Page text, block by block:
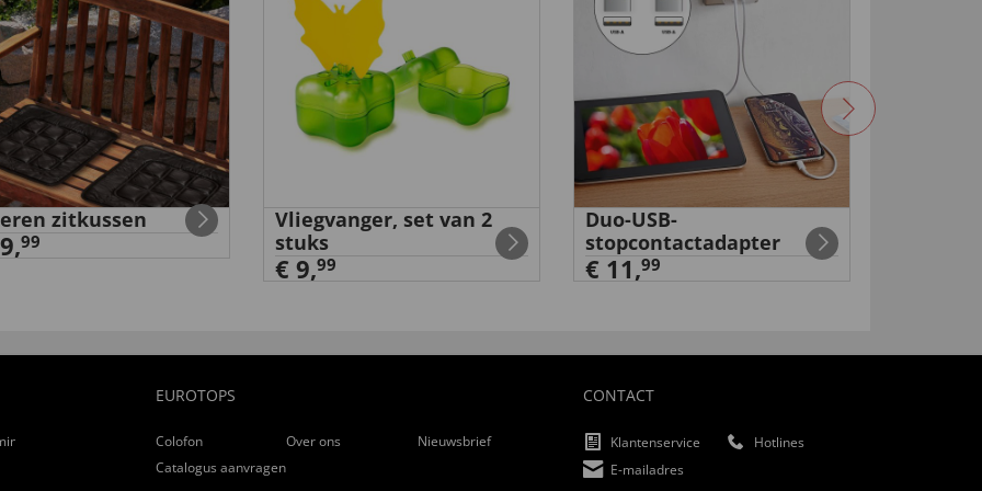
zitkussen
99
Vliegvanger, set van 2
stuks
€ 9,99
Duo-USB-
stopcontactadapter
€ 11,99
EUROTOPS
Colofon Over ons
Nieuwsbrief
Catalogus aanvragen
CONTACT
Klantenservice
Hotlines
E-mailadres